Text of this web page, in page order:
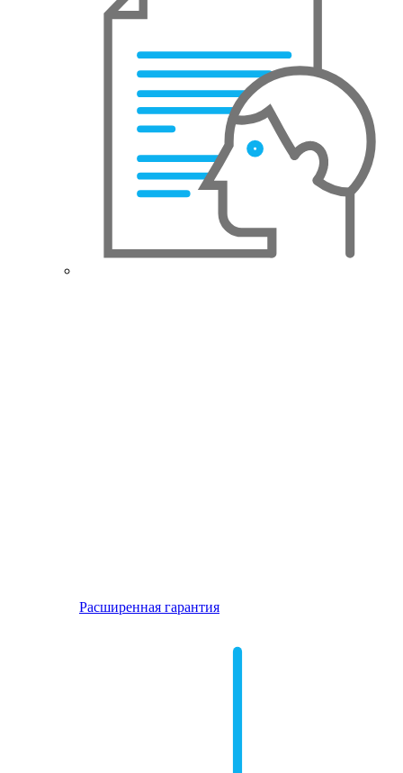
Расширенная гарантия